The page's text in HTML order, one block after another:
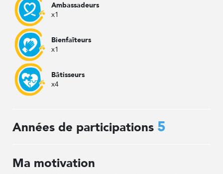
Ambassadeurs
x1
Bienfaîteurs
x1
Bâtisseurs
x4
Années de participations 5
Ma motivation